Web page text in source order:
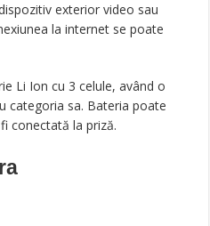
exterior video sau
la internet se poate
Li Ion cu 3 celule, având o
categoria sa. Bateria poate
conectată la priză.